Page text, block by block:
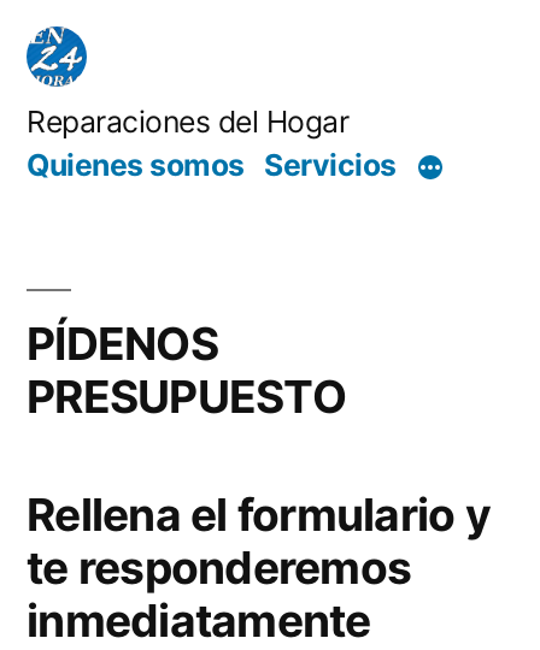
Saltar
contenido
Reparaciones del Hogar
Quienes somos Servicios
PÍDENOS
PRESUPUESTO
Rellena el formulario y
te responderemos
inmediatamente